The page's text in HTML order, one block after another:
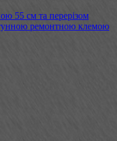
55 см та перерізом
ремонтною клемою